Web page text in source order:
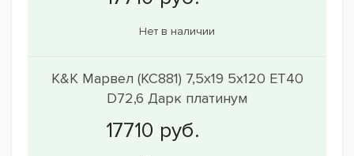
Нет в наличии
K&K Марвел (КС881) 7,5x19 5x120 ET40
D72,6 Дарк платинум